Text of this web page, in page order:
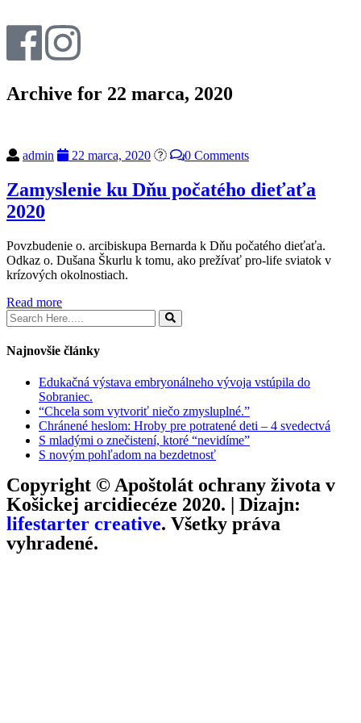
Archive for 22 marca, 2020
admin 22 marca, 2020 0 Comments
Zamyslenie ku Dňu počatého dieťaťa
2020
Povzbudenie o. arcibiskupa Bernarda k Dňu počatého dieťaťa.
Odkaz o. Dušana Škurlu k tomu, ako prežívať pro-life sviatok v
krízových okolnostiach.
Read more
Najnovšie články
Edukačná výstava embryonálneho vývoja vstúpila do
Sobraniec.
“Chcela som vytvoriť niečo zmysluplné.”
Chránené heslom: Hroby pre potratené deti – 4 svedectvá
S mladými o znečistení, ktoré “nevidíme”
S novým pohľadom na bezdetnosť
Copyright © Apoštolát ochrany života v
Košickej arcidiecéze 2020. | Dizajn:
lifestarter creative. Všetky práva
vyhradené.